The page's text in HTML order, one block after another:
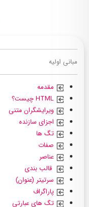
مبانی اولیه
مقدمه
ویرایشگران متنی
اجزای سازنده
تگ ها
صفات
عناصر
قالب بندی
سرتیتر (عنوان)
پاراگراف
تگ های عبارتی